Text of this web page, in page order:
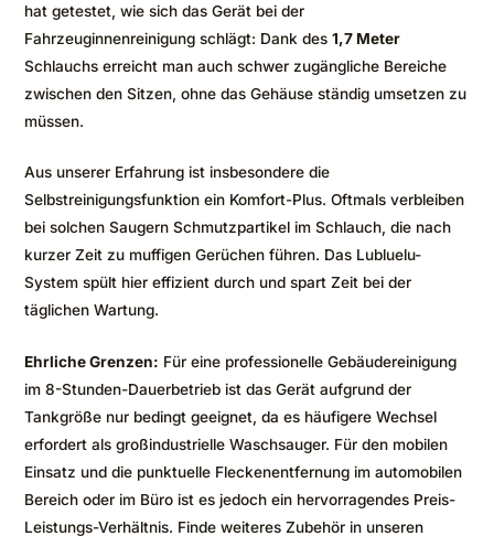
hat getestet, wie sich das Gerät bei der
Fahrzeuginnenreinigung schlägt: Dank des 1,7 Meter
Schlauchs erreicht man auch schwer zugängliche Bereiche
zwischen den Sitzen, ohne das Gehäuse ständig umsetzen zu
müssen.
Aus unserer Erfahrung ist insbesondere die
Selbstreinigungsfunktion ein Komfort-Plus. Oftmals verbleiben
bei solchen Saugern Schmutzpartikel im Schlauch, die nach
kurzer Zeit zu muffigen Gerüchen führen. Das Lubluelu-
System spült hier effizient durch und spart Zeit bei der
täglichen Wartung.
Ehrliche Grenzen: Für eine professionelle Gebäudereinigung
im 8-Stunden-Dauerbetrieb ist das Gerät aufgrund der
Tankgröße nur bedingt geeignet, da es häufigere Wechsel
erfordert als großindustrielle Waschsauger. Für den mobilen
Einsatz und die punktuelle Fleckenentfernung im automobilen
Bereich oder im Büro ist es jedoch ein hervorragendes Preis-
Leistungs-Verhältnis. Finde weiteres Zubehör in unseren